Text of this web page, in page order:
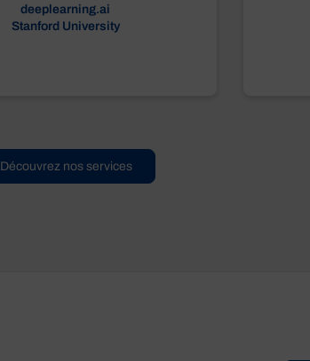
deeplearning.ai
Stanford University
Découvrez nos services